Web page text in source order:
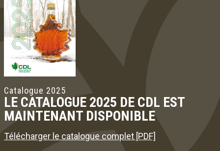
Catalogue 2025
LE CATALOGUE 2025 DE CDL EST
MAINTENANT DISPONIBLE
Télécharger le catalogue complet [PDF]